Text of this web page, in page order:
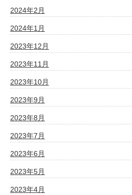
2024年2月
2024年1月
2023年12月
2023年11月
2023年10月
2023年9月
2023年8月
2023年7月
2023年6月
2023年5月
2023年4月